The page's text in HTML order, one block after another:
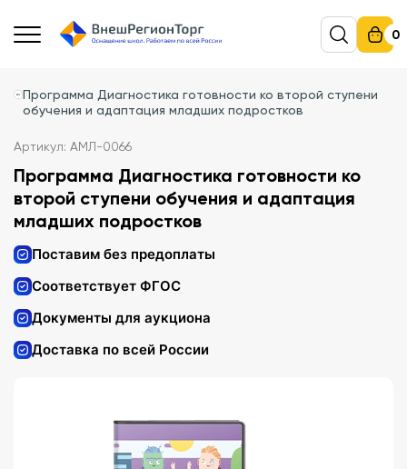
0
Программа Диагностика готовности ко второй ступени
обучения и адаптация младших подростков
Артикул: АМЛ-0066
Программа Диагностика готовности ко
второй ступени обучения и адаптация
младших подростков
Поставим без предоплаты
Соответствует ФГОС
Документы для аукциона
Доставка по всей России